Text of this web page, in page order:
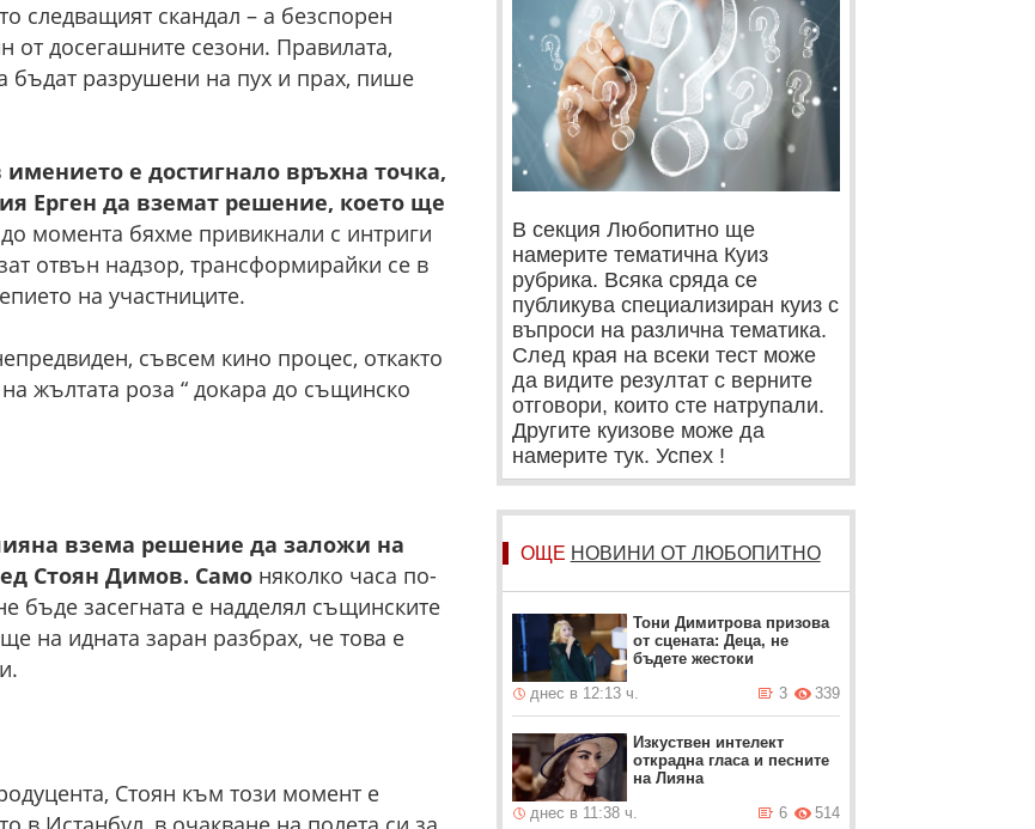
следващият скандал – а безспорен
от досегашните сезони. Правилата,
бъдат разрушени на пух и прах, пише
е достигнало връхна точка,
Ерген да вземат решение, което ще
момента бяхме привикнали с интриги
отвън надзор, трансформирайки се в
на участниците.
съвсем кино процес, откакто
жълтата роза “ докара до същинско
взема решение да заложи на
Стоян Димов. Самоняколко часа по-
бъде засегната е надделял същинските
на идната заран разбрах, че това е
Стоян към този момент е
В секция Любопитно ще
намерите тематична Куиз
рубрика. Всяка сряда се
публикува специализиран куиз с
въпроси на различна тематика.
След края на всеки тест може
да видите резултат с верните
отговори, които сте натрупали.
Другите куизове може да
намерите тук. Успех !
ОЩЕ НОВИНИ ОТ ЛЮБОПИТНО
Тони Димитрова призова
от сцената: Деца, не
бъдете жестоки
днес в 12:13 ч.
339
3
Изкуствен интелект
открадна гласа и песните
на Лияна
днес в 11:38 ч.
514
6